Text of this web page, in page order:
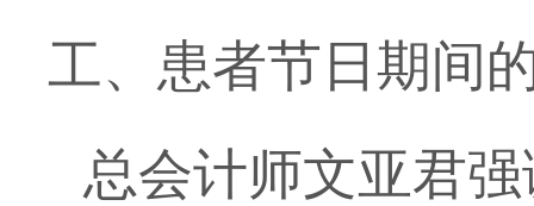
工、患者节日期间
总会计师文亚君